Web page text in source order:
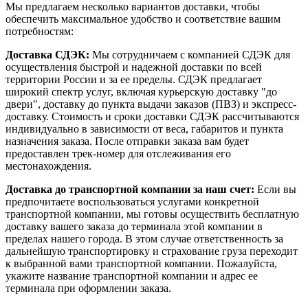
Мы предлагаем несколько вариантов доставки, чтобы
обеспечить максимальное удобство и соответствие вашим
потребностям:
Доставка СДЭК: Мы сотрудничаем с компанией СДЭК для
осуществления быстрой и надежной доставки по всей
территории России и за ее пределы. СДЭК предлагает
широкий спектр услуг, включая курьерскую доставку "до
двери", доставку до пункта выдачи заказов (ПВЗ) и экспресс-
доставку. Стоимость и сроки доставки СДЭК рассчитываются
индивидуально в зависимости от веса, габаритов и пункта
назначения заказа. После отправки заказа вам будет
предоставлен трек-номер для отслеживания его
местонахождения.
Доставка до транспортной компании за наш счет: Если вы
предпочитаете воспользоваться услугами конкретной
транспортной компании, мы готовы осуществить бесплатную
доставку вашего заказа до терминала этой компании в
пределах нашего города. В этом случае ответственность за
дальнейшую транспортировку и страхование груза переходит
к выбранной вами транспортной компании. Пожалуйста,
укажите название транспортной компании и адрес ее
терминала при оформлении заказа.